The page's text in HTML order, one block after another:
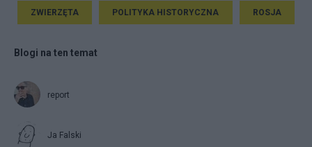
ZWIERZĘTA POLITYKA HISTORYCZNA ROSJA
Blogi na ten temat
report
Ja Falski